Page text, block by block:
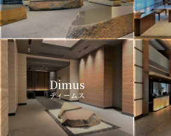
Dimus
ディームス